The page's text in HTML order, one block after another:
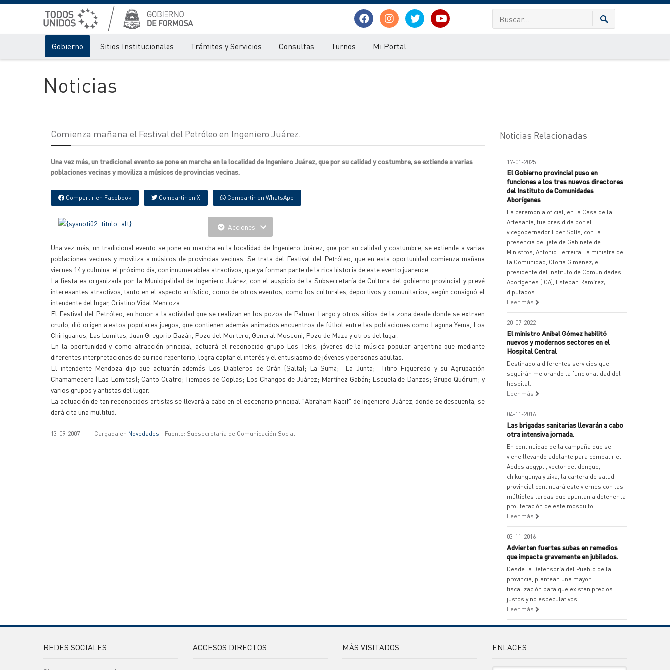
Gobierno Sitios Institucionales Trámites y Servicios Consultas Turnos Mi Portal
Noticias
Comienza mañana el Festival del Petróleo en Ingeniero Juárez.
Una vez más, un tradicional evento se pone en marcha en la localidad de Ingeniero Juárez, que por su calidad y costumbre, se extiende a varias
poblaciones vecinas y moviliza a músicos de provincias vecinas.
Compartir en Facebook Compartir en X Compartir en WhatsApp
Acciones
Una vez más, un tradicional evento se pone en marcha en la localidad de Ingeniero Juárez, que por su calidad y costumbre, se extiende a varias
poblaciones vecinas y moviliza a músicos de provincias vecinas. Se trata del Festival del Petróleo, que en esta oportunidad comienza mañana
viernes 14 y culmina el próximo día, con innumerables atractivos, que ya forman parte de la rica historia de este evento juarence.
La fiesta es organizada por la Municipalidad de Ingeniero Juárez, con el auspicio de la Subsecretaría de Cultura del gobierno provincial y prevé
interesantes atractivos, tanto en el aspecto artístico, como de otros eventos, como los culturales, deportivos y comunitarios, según consignó el
intendente del lugar, Cristino Vidal Mendoza.
El Festival del Petróleo, en honor a la actividad que se realizan en los pozos de Palmar Largo y otros sitios de la zona desde donde se extraen
crudo, dió origen a estos populares juegos, que contienen además animados encuentros de fútbol entre las poblaciones como Laguna Yema, Los
Chiriguanos, Las Lomitas, Juan Gregorio Bazán, Pozo del Mortero, General Mosconi, Pozo de Maza y otros del lugar.
En la oportunidad y como atracción principal, actuará el reconocido grupo Los Tekis, jóvenes de la música popular argentina que mediante
diferentes interpretaciones de su rico repertorio, logra captar el interés y el entusiasmo de jóvenes y personas adultas.
El intendente Mendoza dijo que actuarán además Los Diableros de Orán (Salta); La Suma; La Junta; Titiro Figueredo y su Agrupación
Chamamecera (Las Lomitas); Canto Cuatro; Tiempos de Coplas; Los Changos de Juárez; Martínez Gabán; Escuela de Danzas; Grupo Quórum; y
varios grupos y artistas del lugar.
La actuación de tan reconocidos artistas se llevará a cabo en el escenario principal "Abraham Nacif" de Ingeniero Juárez, donde se descuenta, se
dará cita una multitud.
13-09-2007 | Cargada en Novedades - Fuente: Subsecretaría de Comunicación Social
Noticias Relacionadas
17-01-2025
El Gobierno provincial puso en
funciones a los tres nuevos directores
del Instituto de Comunidades
Aborígenes
La ceremonia oficial, en la Casa de la
Artesanía, fue presidida por el
vicegobernador Eber Solís, con la
presencia del jefe de Gabinete de
Ministros, Antonio Ferreira; la ministra de
la Comunidad, Gloria Giménez; el
presidente del Instituto de Comunidades
Aborígenes (ICA), Esteban Ramírez;
diputados
Leer más
20-07-2022
El ministro Aníbal Gómez habilitó
nuevos y modernos sectores en el
Hospital Central
Destinado a diferentes servicios que
seguirán mejorando la funcionalidad del
hospital.
Leer más
04-11-2016
Las brigadas sanitarias llevarán a cabo
otra intensiva jornada.
En continuidad de la campaña que se
viene llevando adelante para combatir el
Aedes aegypti, vector del dengue,
chikungunya y zika, la cartera de salud
provincial continuará este viernes con las
múltiples tareas que apuntan a detener la
proliferación de este mosquito.
Leer más
03-11-2016
Advierten fuertes subas en remedios
que impacta gravemente en jubilados.
Desde la Defensoría del Pueblo de la
provincia, plantean una mayor
fiscalización para que existan precios
justos y no especulativos.
Leer más
REDES SOCIALES ACCESOS DIRECTOS MÁS VISITADOS ENLACES